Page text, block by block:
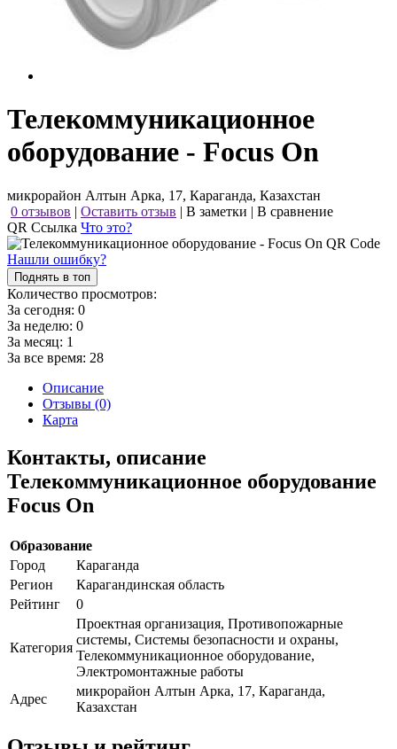
Телекоммуникационное
оборудование - Focus On
микрорайон Алтын Арка, 17, Караганда, Казахстан
0 отзывов | Оставить отзыв | В заметки | В сравнение
QR Ссылка Что это?
Нашли ошибку?
Поднять в топ
Количество просмотров:
За сегодня: 0
За неделю: 0
За месяц: 1
За все время: 28
Описание
Отзывы (0)
Карта
Контакты, описание
Телекоммуникационное оборудование
Focus On
Образование
Город
Караганда
Регион
Карагандинская область
Рейтинг
0
Категория
Проектная организация, Противопожарные
системы, Системы безопасности и охраны,
Телекоммуникационное оборудование,
Электромонтажные работы
Адрес
микрорайон Алтын Арка, 17, Караганда,
Казахстан